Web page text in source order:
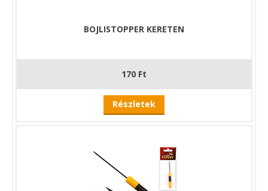
BOJLISTOPPER KERETEN
170 Ft
Részletek